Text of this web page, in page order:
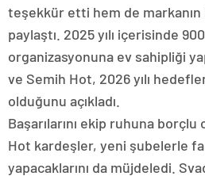
teşekkür etti hem de
paylaştı. 2025 yılı içerisinde
organizasyonuna ev sahipliği
ve Semih Hot, 2026 yılı
olduğunu açıkladı.
Başarılarını ekip ruhuna borçlu
Hot kardeşler, yeni şubelerle
yapacaklarını da müjdeledi.